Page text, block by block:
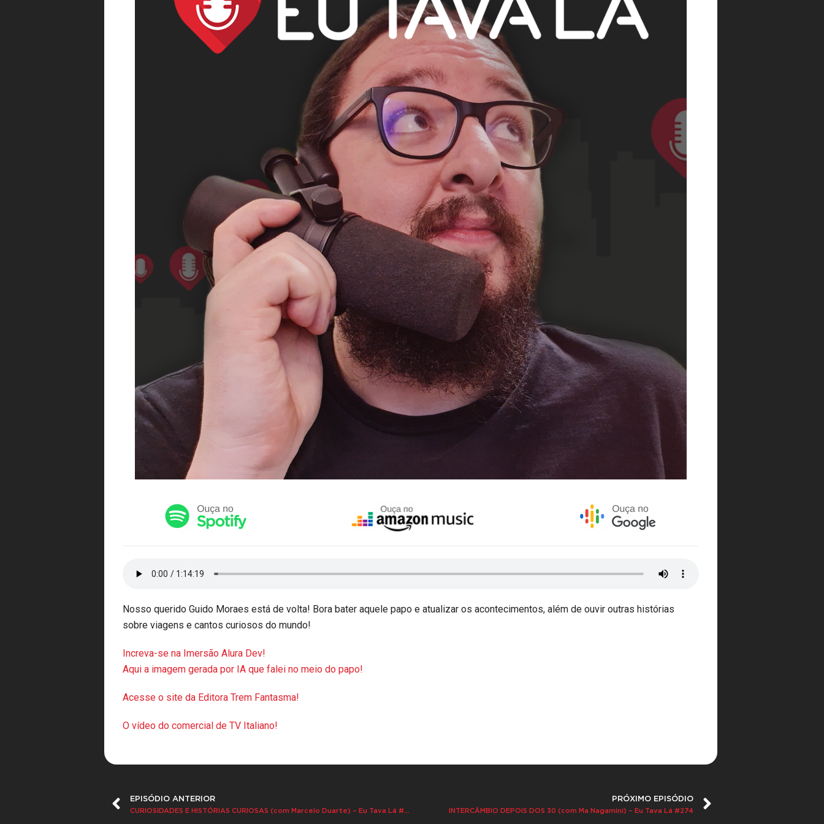
Nosso querido Guido Moraes está de volta! Bora bater aquele papo e atualizar os acontecimentos, além de ouvir outras histórias
sobre viagens e cantos curiosos do mundo!
⁠Increva-se na Imersão Alura Dev!
Aqui a imagem gerada por IA que falei no meio do papo!
Acesse o site da Editora Trem Fantasma!
O vídeo do comercial de TV Italiano!
EPISÓDIO ANTERIOR
CURIOSIDADES E HISTÓRIAS CURIOSAS (com Marcelo Duarte) – Eu Tava Lá #272
PRÓXIMO EPISÓDIO
INTERCÂMBIO DEPOIS DOS 30 (com Ma Nagamini) – Eu Tava Lá #274